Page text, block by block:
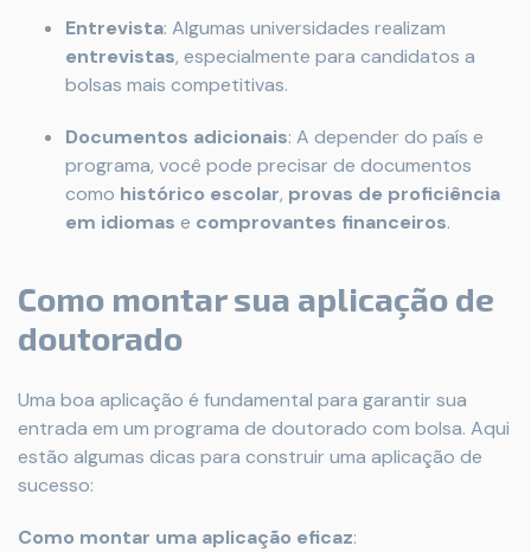
Entrevista: Algumas universidades realizam
entrevistas, especialmente para candidatos a
bolsas mais competitivas.
Documentos adicionais: A depender do país e
programa, você pode precisar de documentos
como histórico escolar, provas de proficiência
em idiomas e comprovantes financeiros.
Como montar sua aplicação de
doutorado
Uma boa aplicação é fundamental para garantir sua
entrada em um programa de doutorado com bolsa. Aqui
estão algumas dicas para construir uma aplicação de
sucesso:
Como montar uma aplicação eficaz: